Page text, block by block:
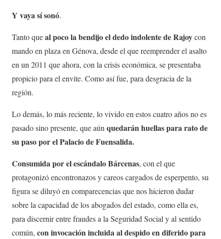
Y vaya sí sonó.
Tanto queal poco la bendijo el dedo indolente de Rajoycon
mando en plaza en Génova, desde el que reemprender el asalto
en un 2011 que ahora, con la crisis económica, se presentaba
propicio para el envite. Como así fue, para desgracia de la
región.
Lo demás, lo más reciente, lo vivido en estos cuatro años no es
pasado sino presente, que aún quedarán huellas para rato de
su paso por el Palacio de Fuensalida.
Consumida por el escándalo Bárcenas, con el que
protagonizó encontronazos y careos cargados de esperpento, su
figura se diluyó en comparecencias que nos hicieron dudar
sobre la capacidad de los abogados del estado, como ella es,
para discernir entre fraudes a la Seguridad Social y al sentido
común, con invocación incluida al despido en diferido para